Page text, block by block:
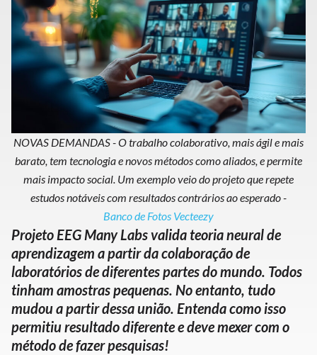
NOVAS DEMANDAS - O trabalho colaborativo, mais ágil e mais
barato, tem tecnologia e novos métodos como aliados, e permite
mais impacto social. Um exemplo veio do projeto que repete
estudos notáveis com resultados contrários ao esperado -
Banco de Fotos Vecteezy
Projeto EEG Many Labs valida teoria neural de
aprendizagem a partir da colaboração de
laboratórios de diferentes partes do mundo. Todos
tinham amostras pequenas. No entanto, tudo
mudou a partir dessa união. Entenda como isso
permitiu resultado diferente e deve mexer com o
método de fazer pesquisas!